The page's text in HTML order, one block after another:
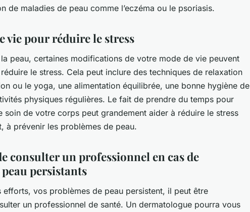
de maladies de peau comme l’eczéma ou le psoriasis.
vie pour réduire le stress
peau, certaines modifications de votre mode de vie peuvent
le stress. Cela peut inclure des techniques de relaxation
ou le yoga, une alimentation équilibrée, une bonne hygiène de
physiques régulières. Le fait de prendre du temps pour
soin de votre corps peut grandement aider à réduire le stress
à prévenir les problèmes de peau.
consulter un professionnel en cas de
persistants
efforts, vos problèmes de peau persistent, il peut être
un professionnel de santé. Un dermatologue pourra vous